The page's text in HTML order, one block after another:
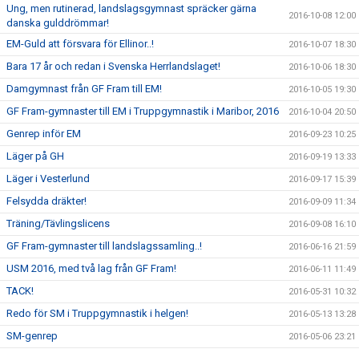
Ung, men rutinerad, landslagsgymnast spräcker gärna
danska gulddrömmar!
2016-10-08 12:00
EM-Guld att försvara för Ellinor..! 2016-10-07 18:30
Bara 17 år och redan i Svenska Herrlandslaget! 2016-10-06 18:30
Damgymnast från GF Fram till EM! 2016-10-05 19:30
GF Fram-gymnaster till EM i Truppgymnastik i Maribor, 2016 2016-10-04 20:50
Genrep inför EM 2016-09-23 10:25
Läger på GH 2016-09-19 13:33
Läger i Vesterlund 2016-09-17 15:39
Felsydda dräkter! 2016-09-09 11:34
Träning/Tävlingslicens 2016-09-08 16:10
GF Fram-gymnaster till landslagssamling..! 2016-06-16 21:59
USM 2016, med två lag från GF Fram! 2016-06-11 11:49
TACK! 2016-05-31 10:32
Redo för SM i Truppgymnastik i helgen! 2016-05-13 13:28
SM-genrep 2016-05-06 23:21